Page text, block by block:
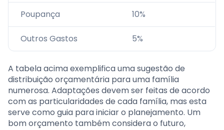
Poupança 10%
Outros Gastos 5%
A tabela acima exemplifica uma sugestão de
distribuição orçamentária para uma família
numerosa. Adaptações devem ser feitas de acordo
com as particularidades de cada família, mas esta
serve como guia para iniciar o planejamento. Um
bom orçamento também considera o futuro,